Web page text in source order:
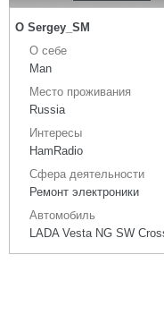
О Sergey_SM
О себе
Man
Место проживания
Russia
Интересы
HamRadio
Сфера деятельности
Ремонт электроники
Автомобиль
LADA Vesta NG SW